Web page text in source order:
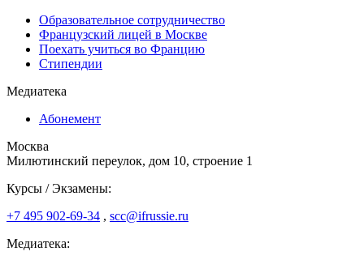
Образовательное сотрудничество
Французский лицей в Москве
Поехать учиться во Францию
Стипендии
Медиатека
Абонемент
Москва
Милютинский переулок, дом 10, строение 1
Курсы / Экзамены:
+7 495 902-69-34 , scc@ifrussie.ru
Медиатека: